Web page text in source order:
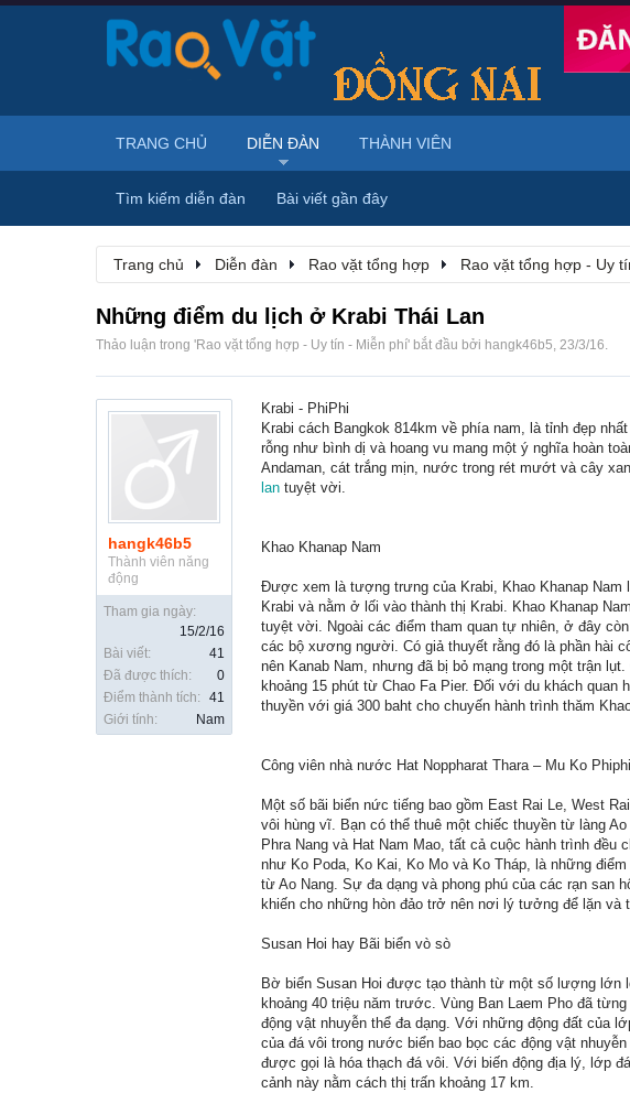
Trang chủ Diễn đàn Rao vặt tổng hợp Rao vặt tổng hợp - Uy
Những điểm du lịch ở Krabi Thái Lan
Thảo luận trong 'Rao vặt tổng hợp - Uy tín - Miễn phí' bắt đầu bởi hangk46b5, 23/3/16.
hangk46b5
Thành viên năng
động
Tham gia ngày:
15/2/16
Bài viết:
41
Đã được thích:
0
Điểm thành tích:
41
Giới tính:
Nam
Krabi - PhiPhi
Krabi cách Bangkok 814km về phía nam, là tỉnh đẹp
rỗng như bình dị và hoang vu mang một ý nghĩa hoàn
Andaman, cát trắng mịn, nước trong rét mướt và cây
lan tuyệt vời.
Khao Khanap Nam
Được xem là tượng trưng của Krabi, Khao Khanap Nam
Krabi và nằm ở lối vào thành thị Krabi. Khao Khanap
tuyệt vời. Ngoài các điểm tham quan tự nhiên, ở đây
các bộ xương người. Có giả thuyết rằng đó là phần hài
nên Kanab Nam, nhưng đã bị bỏ mạng trong một trận
khoảng 15 phút từ Chao Fa Pier. Đối với du khách quan
thuyền với giá 300 baht cho chuyến hành trình thăm
Công viên nhà nước Hat Noppharat Thara – Mu Ko Phiphi
Một số bãi biển nức tiếng bao gồm East Rai Le, West
vôi hùng vĩ. Bạn có thể thuê một chiếc thuyền từ làng
Phra Nang và Hat Nam Mao, tất cả cuộc hành trình
như Ko Poda, Ko Kai, Ko Mo và Ko Tháp, là những điểm
từ Ao Nang. Sự đa dạng và phong phú của các rạn san
khiến cho những hòn đảo trở nên nơi lý tưởng để lặn và
Susan Hoi hay Bãi biển vò sò
Bờ biển Susan Hoi được tạo thành từ một số lượng lớn
khoảng 40 triệu năm trước. Vùng Ban Laem Pho đã
động vật nhuyễn thể đa dạng. Với những động đất của
của đá vôi trong nước biển bao bọc các động vật
được gọi là hóa thạch đá vôi. Với biến động địa lý, lớp
cảnh này nằm cách thị trấn khoảng 17 km.
TRANG CHỦ DIỄN ĐÀN
Tìm kiếm diễn đàn Bài viết gần đây
THÀNH VIÊN